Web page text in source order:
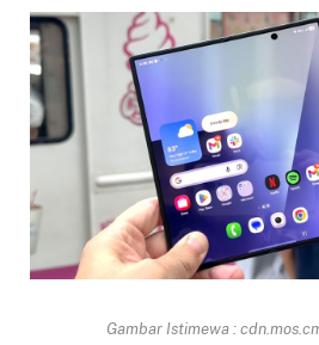
Gambar Istimewa :